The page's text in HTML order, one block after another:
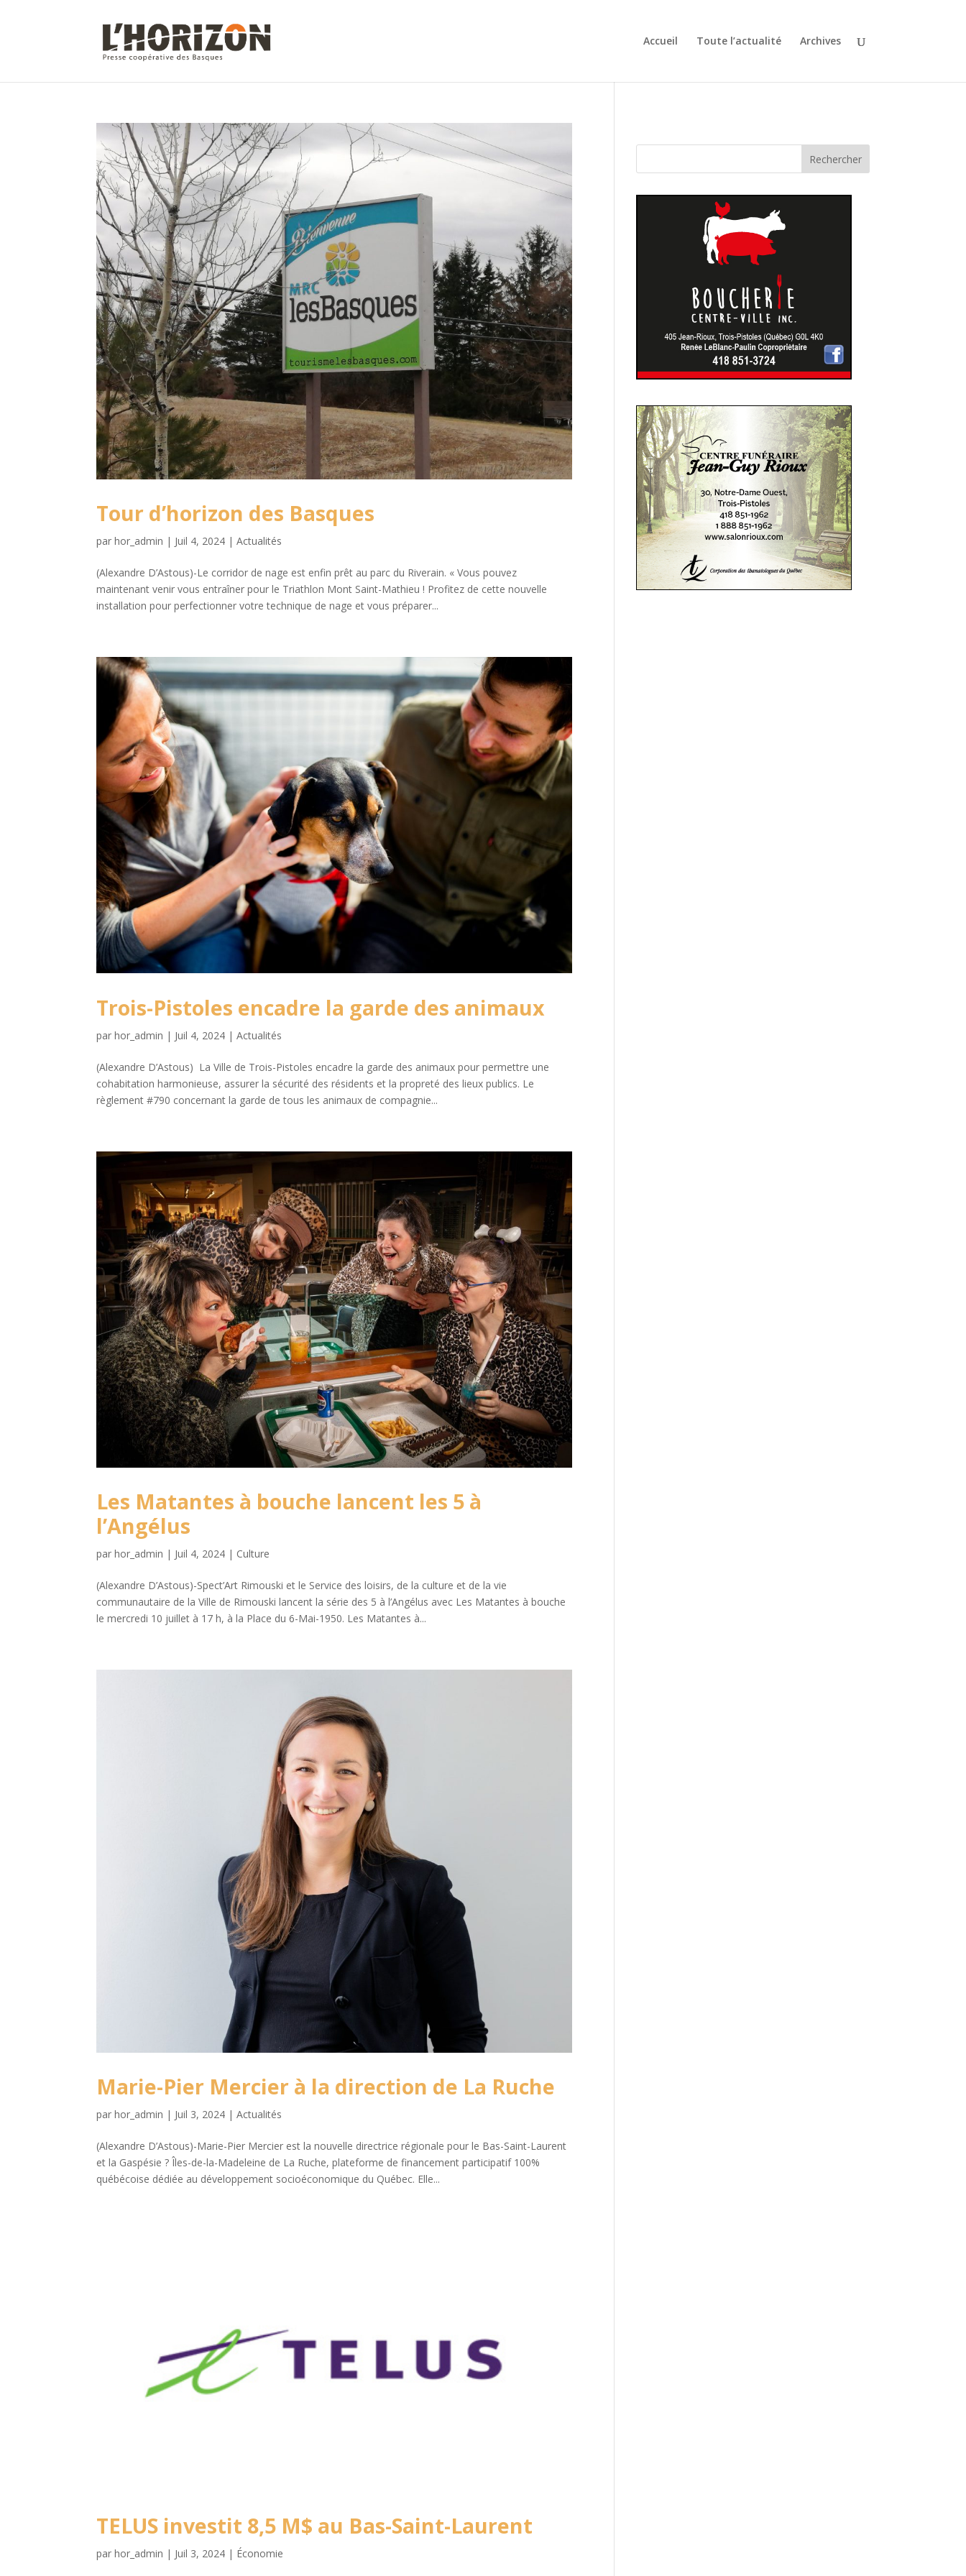
Accueil Toute l’actualité Archives
Tour d’horizon des Basques
parhor_admin | Juil 4, 2024 |Actualités
(Alexandre D’Astous)-Le corridor de nage est enfin prêt au parc du Riverain. « Vous pouvez
maintenant venir vous entraîner pour le Triathlon Mont Saint-Mathieu ! Profitez de cette nouvelle
installation pour perfectionner votre technique de nage et vous préparer...
Trois-Pistoles encadre la garde des animaux
parhor_admin | Juil 4, 2024 |Actualités
(Alexandre D’Astous) La Ville de Trois-Pistoles encadre la garde des animaux pour permettre une
cohabitation harmonieuse, assurer la sécurité des résidents et la propreté des lieux publics. Le
règlement #790 concernant la garde de tous les animaux de compagnie...
Les Matantes à bouche lancent les 5 à
l’Angélus
parhor_admin | Juil 4, 2024 | Culture
(Alexandre D’Astous)-Spect’Art Rimouski et le Service des loisirs, de la culture et de la vie
communautaire de la Ville de Rimouski lancent la série des 5 à l’Angélus avec Les Matantes à bouche
le mercredi 10 juillet à 17 h, à la Place du 6-Mai-1950. Les Matantes à...
Marie-Pier Mercier à la direction de La Ruche
parhor_admin | Juil 3, 2024 |Actualités
(Alexandre D’Astous)-Marie-Pier Mercier est la nouvelle directrice régionale pour le Bas-Saint-Laurent
et la Gaspésie ? Îles-de-la-Madeleine de La Ruche, plateforme de financement participatif 100%
québécoise dédiée au développement socioéconomique du Québec. Elle...
TELUS investit 8,5 M$ au Bas-Saint-Laurent
parhor_admin | Juil 3, 2024 | Économie
Rechercher